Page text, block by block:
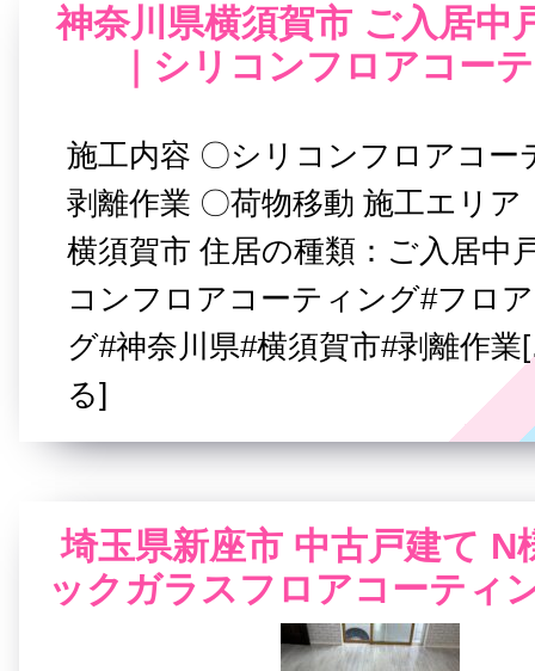
神奈川県横須賀市 ご入居中
｜シリコンフロアコー
施工内容 〇シリコンフロアコー
剥離作業 〇荷物移動 施工エリア
横須賀市 住居の種類：ご入居中
コンフロアコーティング#フロ
グ#神奈川県#横須賀市#剥離作
る]
埼玉県新座市 中古戸建て N
ックガラスフロアコーティ